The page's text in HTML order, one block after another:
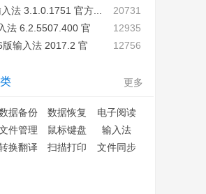
20731
法 3.1.0.1751 官方...
12935
法 6.2.5507.400 官
12756
版输入法 2017.2 官
更多
据备份 数据恢复
电子阅读
件管理 鼠标键盘
输入法
换翻译 扫描打印
文件同步